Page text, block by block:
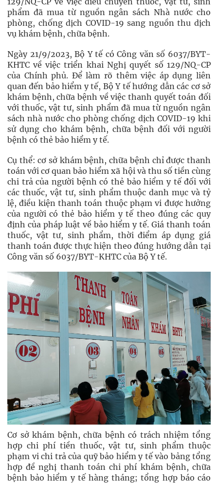
phẩm đã mua từ nguồn ngân sách Nhà nước cho
phòng, chống dịch COVID-19 sang nguồn thu dịch
vụ khám bệnh, chữa bệnh.
Ngày 21/9/2023, Bộ Y tế có Công văn số 6037/BYT-
KHTC về việc triển khai Nghị quyết số 129/NQ-CP
của Chính phủ. Để làm rõ thêm việc áp dụng liên
quan đến bảo hiểm y tế, Bộ Y tế hướng dẫn các cơ sở
khám bệnh, chữa bệnh về việc thanh quyết toán đối
với thuốc, vật tư, sinh phẩm đã mua từ nguồn ngân
sách nhà nước cho phòng chống dịch COVID-19 khi
sử dụng cho khám bệnh, chữa bệnh đối với người
bệnh có thẻ bảo hiểm y tế.
Cụ thể: cơ sở khám bệnh, chữa bệnh chỉ được thanh
toán với cơ quan bảo hiểm xã hội và thu số tiền cùng
chi trả của người bệnh có thẻ bảo hiểm y tế đối với
các thuốc, vật tư, sinh phẩm thuộc danh mục và tỷ
lệ, điều kiện thanh toán thuộc phạm vi được hưởng
của người có thẻ bảo hiểm y tế theo đúng các quy
định của pháp luật về bảo hiểm y tế. Giá thanh toán
thuốc, vật tư, sinh phẩm, thời điểm áp dụng giá
thanh toán được thực hiện theo đúng hướng dẫn tại
Công văn số 6037/BYT-KHTC của Bộ Y tế.
Cơ sở khám bệnh, chữa bệnh có trách nhiệm tổng
hợp chi phí tiền thuốc, vật tư, sinh phẩm thuộc
phạm vi chi trả của quỹ bảo hiểm y tế vào bảng tổng
hợp đề nghị thanh toán chi phí khám bệnh, chữa
bệnh bảo hiểm y tế hàng tháng; tổng hợp báo cáo